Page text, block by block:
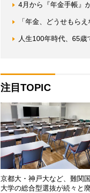
4月から『年金手帳』
「年金、どうせもら
人生100年時代、65
注目TOPIC
京都大・神戸大など、難関
大学の総合型選抜が続々と